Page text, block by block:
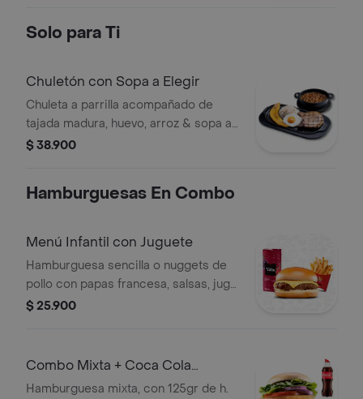
Solo para Ti
Chuletón con Sopa a Elegir
Chuleta a parrilla acompañado de
tajada madura, huevo, arroz & sopa a
elección.
$ 38.900
Hamburguesas En Combo
Menú Infantil con Juguete
Hamburguesa sencilla o nuggets de
pollo con papas francesa, salsas, jugo
del valle 200 ml y juguete de
$ 25.900
Combo Mixta + Coca Cola
Original 400 ml
Hamburguesa mixta, con 125gr de h.